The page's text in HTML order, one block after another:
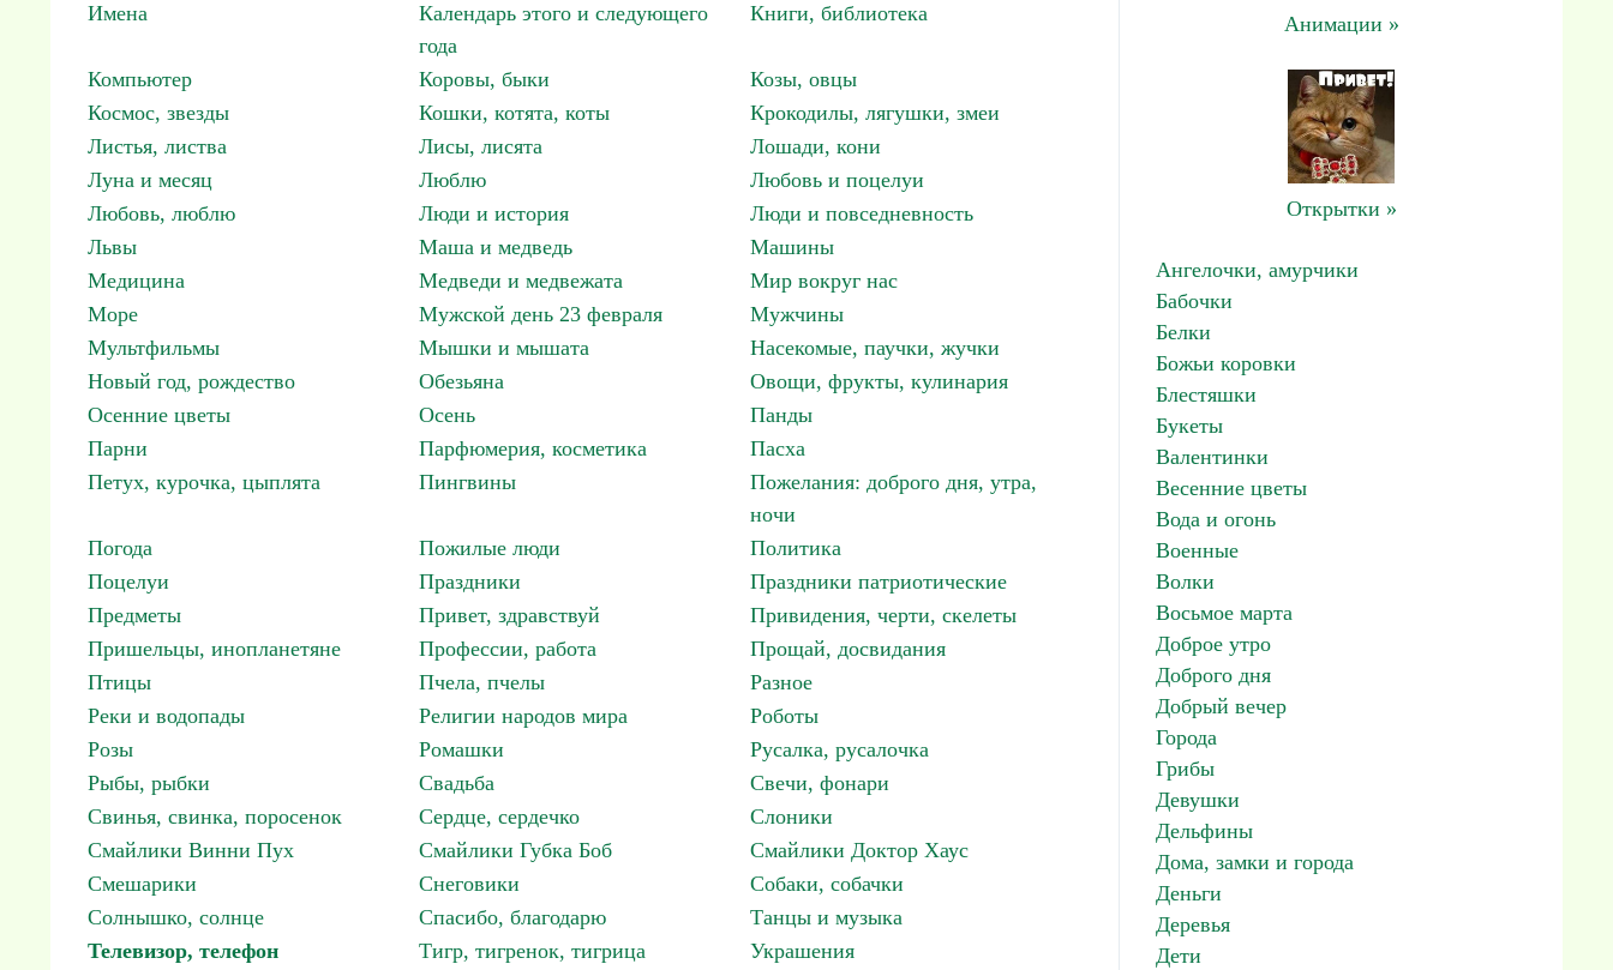
Имена
Календарь этого и следующего
года
Книги, библиотека
Компьютер Коровы, быки
Козы, овцы
Космос, звезды
Кошки, котята, коты
Крокодилы, лягушки, змеи
Листья, листва
Лисы, лисята
Лошади, кони
Луна и месяц
Люблю
Любовь и поцелуи
Любовь, люблю
Люди и история
Люди и повседневность
Львы
Маша и медведь
Машины
Медицина
Медведи и медвежата
Мир вокруг нас
Море
Мужской день 23 февраля
Мужчины
Мультфильмы
Мышки и мышата
Насекомые, паучки, жучки
Новый год, рождество
Обезьяна
Овощи, фрукты, кулинария
Осенние цветы
Осень
Панды
Парни
Парфюмерия, косметика
Пасха
Петух, курочка, цыплята
Пингвины
Пожелания: доброго дня, утра,
ночи
Погода
Пожилые люди
Политика
Поцелуи
Праздники
Праздники патриотические
Предметы
Привет, здравствуй
Привидения, черти, скелеты
Пришельцы, инопланетяне
Профессии, работа
Прощай, досвидания
Птицы
Пчела, пчелы
Разное
Реки и водопады
Религии народов мира
Роботы
Розы
Ромашки
Русалка, русалочка
Рыбы, рыбки
Свадьба
Свечи, фонари
Свинья, свинка, поросенок
Сердце, сердечко
Слоники
Смайлики Винни Пух
Смайлики Губка Боб
Смайлики Доктор Хаус
Смешарики
Снеговики
Собаки, собачки
Солнышко, солнце
Спасибо, благодарю
Танцы и музыка
Телевизор, телефон
Тигр, тигренок, тигрица
Украшения
Анимации »
Открытки »
Ангелочки, амурчики
Бабочки
Белки
Божьи коровки
Блестяшки
Букеты
Валентинки
Весенние цветы
Вода и огонь
Военные
Волки
Восьмое марта
Доброе утро
Доброго дня
Добрый вечер
Города
Грибы
Девушки
Дельфины
Дома, замки и города
Деньги
Деревья
Дети